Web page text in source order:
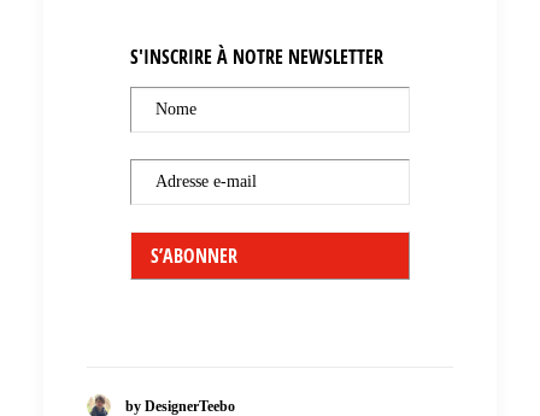
S'INSCRIRE À NOTRE NEWSLETTER
Nome
Adresse e-mail
by DesignerTeebo